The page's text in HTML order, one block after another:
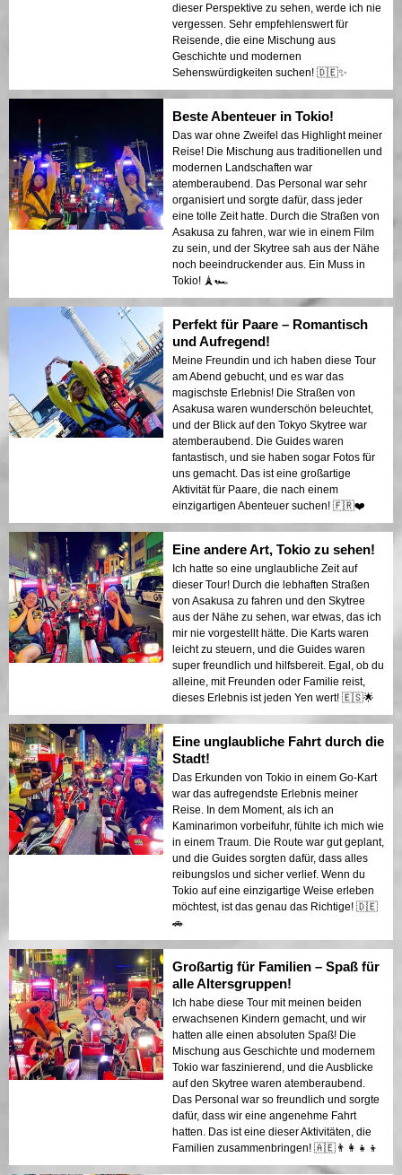
dieser Perspektive zu sehen, werde ich nie
vergessen. Sehr empfehlenswert für
Reisende, die eine Mischung aus
Geschichte und modernen
Sehenswürdigkeiten suchen! 🇩🇪✨
Beste Abenteuer in Tokio!
Das war ohne Zweifel das Highlight meiner
Reise! Die Mischung aus traditionellen und
modernen Landschaften war
atemberaubend. Das Personal war sehr
organisiert und sorgte dafür, dass jeder
eine tolle Zeit hatte. Durch die Straßen von
Asakusa zu fahren, war wie in einem Film
zu sein, und der Skytree sah aus der Nähe
noch beeindruckender aus. Ein Muss in
Tokio! 🗼🏎️
Perfekt für Paare – Romantisch
und Aufregend!
Meine Freundin und ich haben diese Tour
am Abend gebucht, und es war das
magischste Erlebnis! Die Straßen von
Asakusa waren wunderschön beleuchtet,
und der Blick auf den Tokyo Skytree war
atemberaubend. Die Guides waren
fantastisch, und sie haben sogar Fotos für
uns gemacht. Das ist eine großartige
Aktivität für Paare, die nach einem
einzigartigen Abenteuer suchen! 🇫🇷❤️
Eine andere Art, Tokio zu sehen!
Ich hatte so eine unglaubliche Zeit auf
dieser Tour! Durch die lebhaften Straßen
von Asakusa zu fahren und den Skytree
aus der Nähe zu sehen, war etwas, das ich
mir nie vorgestellt hätte. Die Karts waren
leicht zu steuern, und die Guides waren
super freundlich und hilfsbereit. Egal, ob du
alleine, mit Freunden oder Familie reist,
dieses Erlebnis ist jeden Yen wert! 🇪🇸🌟
Eine unglaubliche Fahrt durch die
Stadt!
Das Erkunden von Tokio in einem Go-Kart
war das aufregendste Erlebnis meiner
Reise. In dem Moment, als ich an
Kaminarimon vorbeifuhr, fühlte ich mich wie
in einem Traum. Die Route war gut geplant,
und die Guides sorgten dafür, dass alles
reibungslos und sicher verlief. Wenn du
Tokio auf eine einzigartige Weise erleben
möchtest, ist das genau das Richtige! 🇩🇪
🚗
Großartig für Familien – Spaß für
alle Altersgruppen!
Ich habe diese Tour mit meinen beiden
erwachsenen Kindern gemacht, und wir
hatten alle einen absoluten Spaß! Die
Mischung aus Geschichte und modernem
Tokio war faszinierend, und die Ausblicke
auf den Skytree waren atemberaubend.
Das Personal war so freundlich und sorgte
dafür, dass wir eine angenehme Fahrt
hatten. Das ist eine dieser Aktivitäten, die
Familien zusammenbringen! 🇦🇪👨‍👩‍👧‍👦